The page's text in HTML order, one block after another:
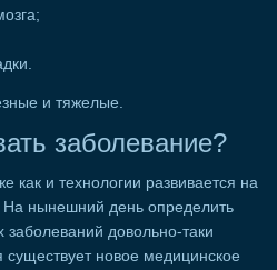
и тяжелые.
заболевание?
как и технологии развивается на
На нынешний день определить
довольно-таки
существует новое медицинское